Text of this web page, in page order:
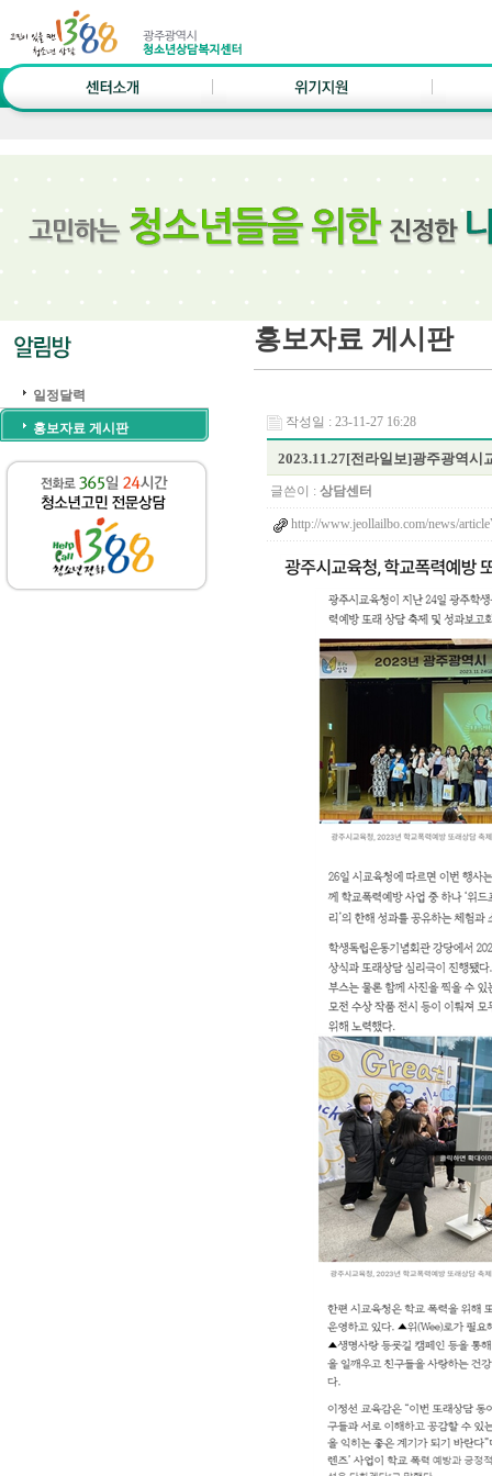
일정달력
홍보자료 게시판
홍보자료 게시판
작성일 : 23-11-27 16:28
2023.11.27[전라일보]광주광역시
글쓴이 : 상담센터
http://www.jeollailbo.com/news/